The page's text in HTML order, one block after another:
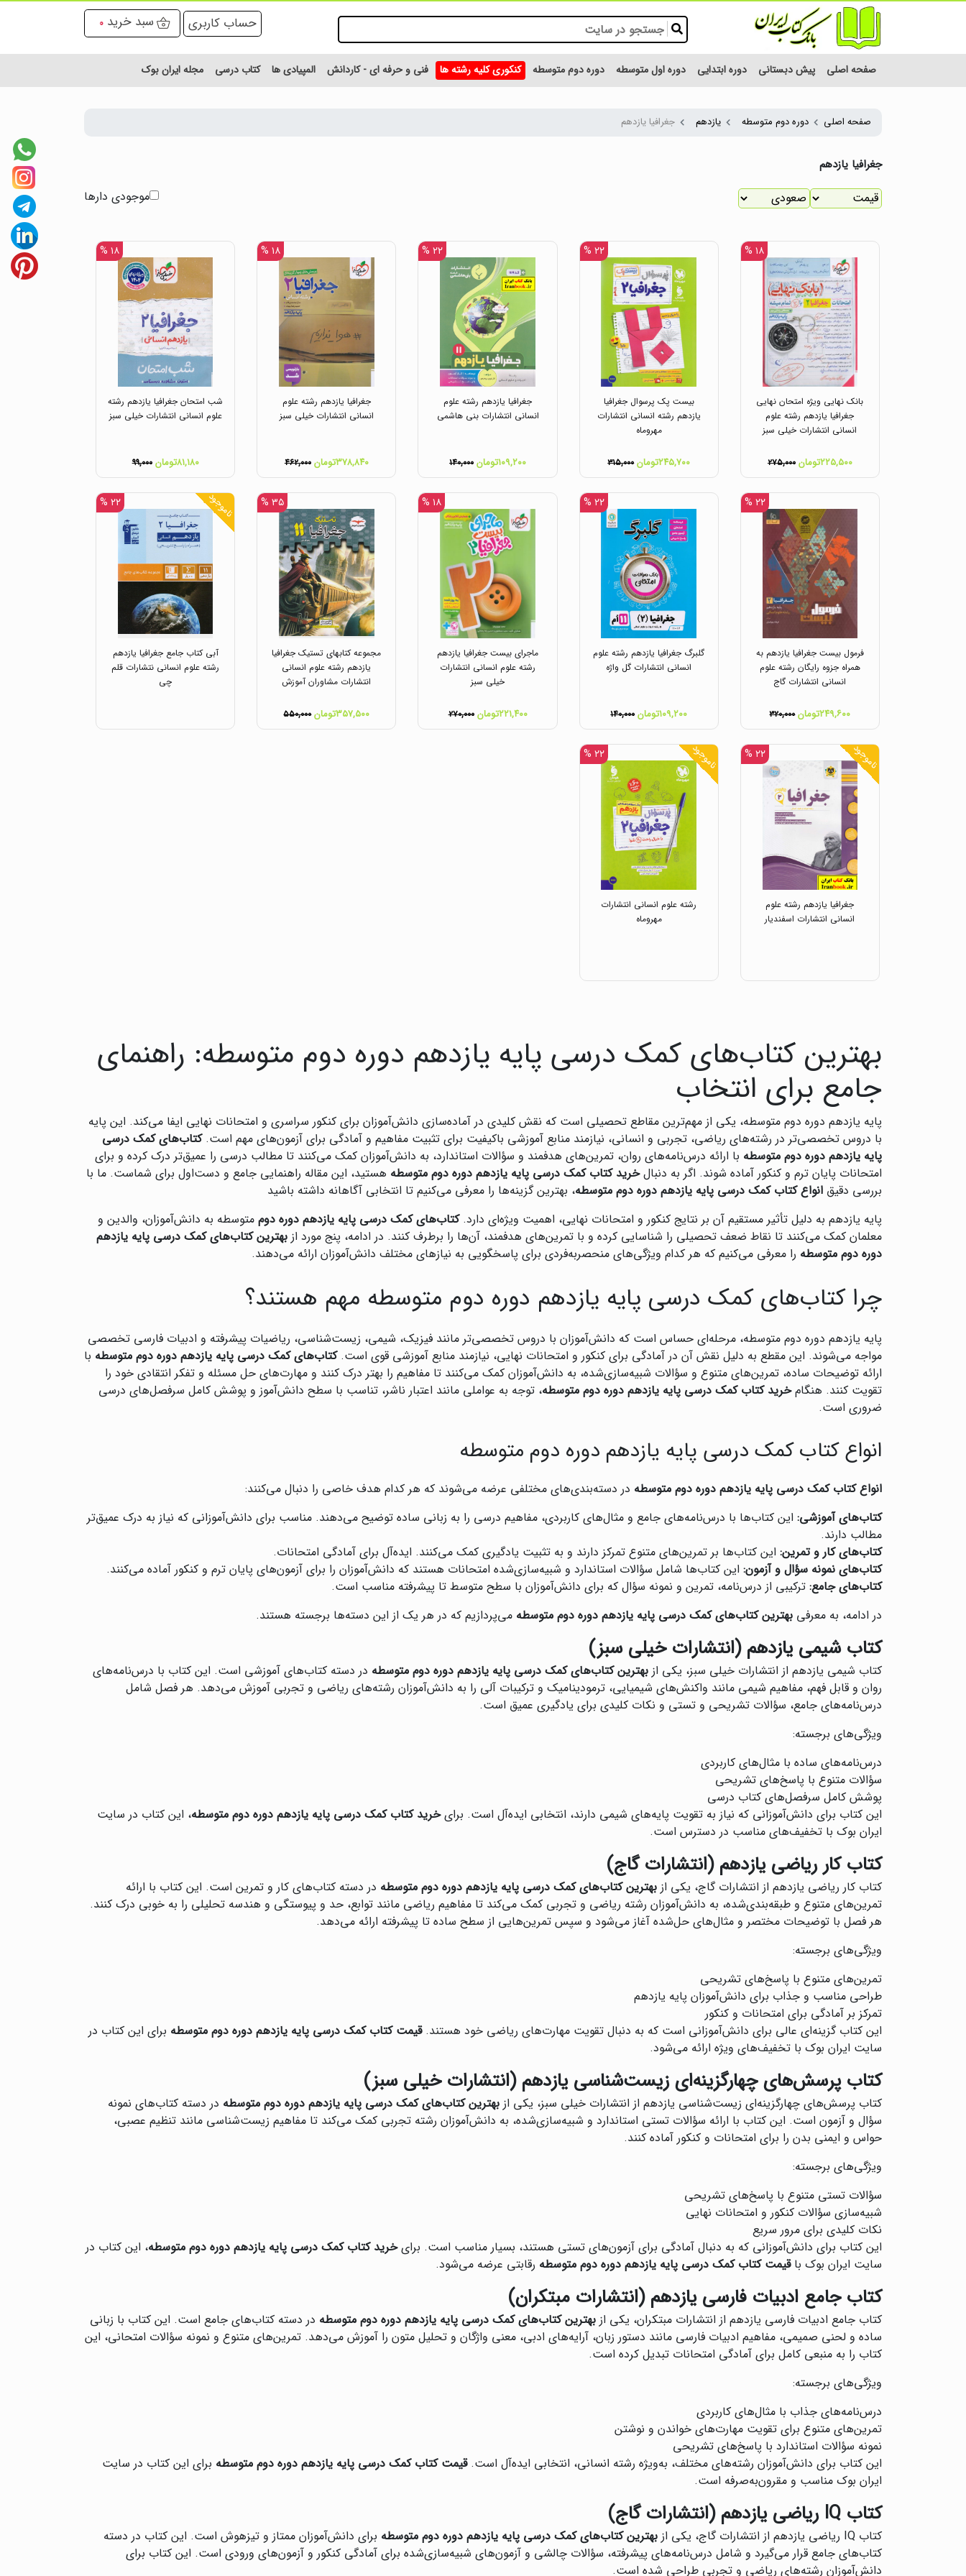
حساب کاربری سبد خرید 0
صفحه اصلی پیش دبستانی دوره ابتدایی دوره اول متوسطه دوره دوم متوسطه کنکوری کلیه رشته ها فنی و حرفه ای - کاردانش المپیادی ها کتاب درسی مجله ایران بوک
صفحه اصلی دوره دوم متوسطه یازدهم جغرافیا یازدهم
جغرافیا یازدهم
موجودی دارها
۱۸ %
بانک نهایی ویژه امتحان نهایی
جغرافیا یازدهم رشته علوم
انسانی انتشارات خیلی سبز
۲۲۵,۵۰۰تومان ۲۷۵,۰۰۰
۲۲ %
بیست پک پرسوال جغرافیا
یازدهم رشته انسانی انتشارات
مهروماه
۲۴۵,۷۰۰تومان ۳۱۵,۰۰۰
۲۲ %
جغرافیا یازدهم رشته علوم
انسانی انتشارات بنی هاشمی
۱۰۹,۲۰۰تومان ۱۴۰,۰۰۰
۱۸ %
جغرافیا یازدهم رشته علوم
انسانی انتشارات خیلی سبز
۳۷۸,۸۴۰تومان ۴۶۲,۰۰۰
۱۸ %
شب امتحان جغرافیا یازدهم رشته
علوم انسانی انتشارات خیلی سبز
۸۱,۱۸۰تومان ۹۹,۰۰۰
۲۲ %
فرمول بیست جغرافیا یازدهم به
همراه جزوه رایگان رشته علوم
انسانی انتشارات گاج
۲۴۹,۶۰۰تومان ۳۲۰,۰۰۰
۲۲ %
گلبرگ جغرافیا یازدهم رشته علوم
انسانی انتشارات گل واژه
۱۰۹,۲۰۰تومان ۱۴۰,۰۰۰
۱۸ %
ماجرای بیست جغرافیا یازدهم
رشته علوم انسانی انتشارات
خیلی سبز
۲۲۱,۴۰۰تومان ۲۷۰,۰۰۰
۳۵ %
مجموعه کتابهای تستیک جغرافیا
یازدهم رشته علوم انسانی
انتشارات مشاوران آموزش
۳۵۷,۵۰۰تومان ۵۵۰,۰۰۰
ناموجود ۲۲ %
آبی کتاب جامع جغرافیا یازدهم
رشته علوم انسانی نتشارات قلم
چی
ناموجود ۲۲ %
جغرافیا یازدهم رشته علوم
انسانی انتشارات اسفندیار
ناموجود ۲۲ %
رشته علوم انسانی انتشارات
مهروماه
بهترین کتاب‌های کمک درسی پایه یازدهم دوره دوم متوسطه: راهنمای
جامع برای انتخاب
پایه یازدهم دوره دوم متوسطه، یکی از مهم‌ترین مقاطع تحصیلی است که نقش کلیدی در آماده‌سازی دانش‌آموزان برای کنکور سراسری و امتحانات نهایی ایفا می‌کند. این پایه
با دروس تخصصی‌تر در رشته‌های ریاضی، تجربی و انسانی، نیازمند منابع آموزشی باکیفیت برای تثبیت مفاهیم و آمادگی برای آزمون‌های مهم است.کتاب‌های کمک درسی
پایه یازدهم دوره دوم متوسطه با ارائه درس‌نامه‌های روان، تمرین‌های هدفمند و سؤالات استاندارد، به دانش‌آموزان کمک می‌کنند تا مطالب درسی را عمیق‌تر درک کرده و برای
امتحانات پایان ترم و کنکور آماده شوند. اگر به دنبالخرید کتاب کمک درسی پایه یازدهم دوره دوم متوسطه هستید، این مقاله راهنمایی جامع و دست‌اول برای شماست. ما با
بررسی دقیق انواع کتاب کمک درسی پایه یازدهم دوره دوم متوسطه، بهترین گزینه‌ها را معرفی می‌کنیم تا انتخابی آگاهانه داشته باشید
پایه یازدهم به دلیل تأثیر مستقیم آن بر نتایج کنکور و امتحانات نهایی، اهمیت ویژه‌ای دارد.کتاب‌های کمک درسی پایه یازدهم دوره دوم متوسطه به دانش‌آموزان، والدین و
معلمان کمک می‌کنند تا نقاط ضعف تحصیلی را شناسایی کرده و با تمرین‌های هدفمند، آن‌ها را برطرف کنند. در ادامه، پنج مورد از بهترین کتاب‌های کمک درسی پایه یازدهم
دوره دوم متوسطه را معرفی می‌کنیم که هر کدام ویژگی‌های منحصربه‌فردی برای پاسخگویی به نیازهای مختلف دانش‌آموزان ارائه می‌دهند.
چرا کتاب‌های کمک درسی پایه یازدهم دوره دوم متوسطه مهم هستند؟
پایه یازدهم دوره دوم متوسطه، مرحله‌ای حساس است که دانش‌آموزان با دروس تخصصی‌تر مانند فیزیک، شیمی، زیست‌شناسی، ریاضیات پیشرفته و ادبیات فارسی تخصصی
مواجه می‌شوند. این مقطع به دلیل نقش آن در آمادگی برای کنکور و امتحانات نهایی، نیازمند منابع آموزشی قوی است.کتاب‌های کمک درسی پایه یازدهم دوره دوم متوسطه با
ارائه توضیحات ساده، تمرین‌های متنوع و سؤالات شبیه‌سازی‌شده، به دانش‌آموزان کمک می‌کنند تا مفاهیم را بهتر درک کنند و مهارت‌های حل مسئله و تفکر انتقادی خود را
تقویت کنند. هنگامخرید کتاب کمک درسی پایه یازدهم دوره دوم متوسطه، توجه به عواملی مانند اعتبار ناشر، تناسب با سطح دانش‌آموز و پوشش کامل سرفصل‌های درسی
ضروری است.
انواع کتاب کمک درسی پایه یازدهم دوره دوم متوسطه
انواع کتاب کمک درسی پایه یازدهم دوره دوم متوسطه در دسته‌بندی‌های مختلفی عرضه می‌شوند که هر کدام هدف خاصی را دنبال می‌کنند:
کتاب‌های آموزشی: این کتاب‌ها با درس‌نامه‌های جامع و مثال‌های کاربردی، مفاهیم درسی را به زبانی ساده توضیح می‌دهند. مناسب برای دانش‌آموزانی که نیاز به درک عمیق‌تر
مطالب دارند.
کتاب‌های کار و تمرین: این کتاب‌ها بر تمرین‌های متنوع تمرکز دارند و به تثبیت یادگیری کمک می‌کنند. ایده‌آل برای آمادگی امتحانات.
کتاب‌های نمونه سؤال و آزمون: این کتاب‌ها شامل سؤالات استاندارد و شبیه‌سازی‌شده امتحانات هستند که دانش‌آموزان را برای آزمون‌های پایان ترم و کنکور آماده می‌کنند.
کتاب‌های جامع: ترکیبی از درس‌نامه، تمرین و نمونه سؤال که برای دانش‌آموزان با سطح متوسط تا پیشرفته مناسب است.
در ادامه، به معرفی بهترین کتاب‌های کمک درسی پایه یازدهم دوره دوم متوسطه می‌پردازیم که در هر یک از این دسته‌ها برجسته هستند.
کتاب شیمی یازدهم (انتشارات خیلی سبز)
کتاب شیمی یازدهم از انتشارات خیلی سبز، یکی از بهترین کتاب‌های کمک درسی پایه یازدهم دوره دوم متوسطه در دسته کتاب‌های آموزشی است. این کتاب با درس‌نامه‌های
روان و قابل فهم، مفاهیم شیمی مانند واکنش‌های شیمیایی، ترمودینامیک و ترکیبات آلی را به دانش‌آموزان رشته‌های ریاضی و تجربی آموزش می‌دهد. هر فصل شامل
درس‌نامه‌های جامع، سؤالات تشریحی و تستی و نکات کلیدی برای یادگیری عمیق است.
ویژگی‌های برجسته:
درس‌نامه‌های ساده با مثال‌های کاربردی
سؤالات متنوع با پاسخ‌های تشریحی
پوشش کامل سرفصل‌های کتاب درسی
این کتاب برای دانش‌آموزانی که نیاز به تقویت پایه‌های شیمی دارند، انتخابی ایده‌آل است. برایخرید کتاب کمک درسی پایه یازدهم دوره دوم متوسطه، این کتاب در سایت
ایران بوک با تخفیف‌های مناسب در دسترس است.
کتاب کار ریاضی یازدهم (انتشارات گاج)
کتاب کار ریاضی یازدهم از انتشارات گاج، یکی از بهترین کتاب‌های کمک درسی پایه یازدهم دوره دوم متوسطه در دسته کتاب‌های کار و تمرین است. این کتاب با ارائه
تمرین‌های متنوع و طبقه‌بندی‌شده، به دانش‌آموزان رشته ریاضی و تجربی کمک می‌کند تا مفاهیم ریاضی مانند توابع، حد و پیوستگی و هندسه تحلیلی را به خوبی درک کنند.
هر فصل با توضیحات مختصر و مثال‌های حل‌شده آغاز می‌شود و سپس تمرین‌هایی از سطح ساده تا پیشرفته ارائه می‌دهد.
ویژگی‌های برجسته:
تمرین‌های متنوع با پاسخ‌های تشریحی
طراحی مناسب و جذاب برای دانش‌آموزان پایه یازدهم
تمرکز بر آمادگی برای امتحانات و کنکور
این کتاب گزینه‌ای عالی برای دانش‌آموزانی است که به دنبال تقویت مهارت‌های ریاضی خود هستند.قیمت کتاب کمک درسی پایه یازدهم دوره دوم متوسطه برای این کتاب در
سایت ایران بوک با تخفیف‌های ویژه ارائه می‌شود.
کتاب پرسش‌های چهارگزینه‌ای زیست‌شناسی یازدهم (انتشارات خیلی سبز)
کتاب پرسش‌های چهارگزینه‌ای زیست‌شناسی یازدهم از انتشارات خیلی سبز، یکی از بهترین کتاب‌های کمک درسی پایه یازدهم دوره دوم متوسطه در دسته کتاب‌های نمونه
سؤال و آزمون است. این کتاب با ارائه سؤالات تستی استاندارد و شبیه‌سازی‌شده، به دانش‌آموزان رشته تجربی کمک می‌کند تا مفاهیم زیست‌شناسی مانند تنظیم عصبی،
حواس و ایمنی بدن را برای امتحانات و کنکور آماده کنند.
ویژگی‌های برجسته:
سؤالات تستی متنوع با پاسخ‌های تشریحی
شبیه‌سازی سؤالات کنکور و امتحانات نهایی
نکات کلیدی برای مرور سریع
این کتاب برای دانش‌آموزانی که به دنبال آمادگی برای آزمون‌های تستی هستند، بسیار مناسب است. برایخرید کتاب کمک درسی پایه یازدهم دوره دوم متوسطه، این کتاب در
سایت ایران بوک باقیمت کتاب کمک درسی پایه یازدهم دوره دوم متوسطه رقابتی عرضه می‌شود.
کتاب جامع ادبیات فارسی یازدهم (انتشارات مبتکران)
کتاب جامع ادبیات فارسی یازدهم از انتشارات مبتکران، یکی از بهترین کتاب‌های کمک درسی پایه یازدهم دوره دوم متوسطه در دسته کتاب‌های جامع است. این کتاب با زبانی
ساده و لحنی صمیمی، مفاهیم ادبیات فارسی مانند دستور زبان، آرایه‌های ادبی، معنی واژگان و تحلیل متون را آموزش می‌دهد. تمرین‌های متنوع و نمونه سؤالات امتحانی، این
کتاب را به منبعی کامل برای آمادگی امتحانات تبدیل کرده است.
ویژگی‌های برجسته:
درس‌نامه‌های جذاب با مثال‌های کاربردی
تمرین‌های متنوع برای تقویت مهارت‌های خواندن و نوشتن
نمونه سؤالات استاندارد با پاسخ‌های تشریحی
این کتاب برای دانش‌آموزان رشته‌های مختلف، به‌ویژه رشته انسانی، انتخابی ایده‌آل است.قیمت کتاب کمک درسی پایه یازدهم دوره دوم متوسطه برای این کتاب در سایت
ایران بوک مناسب و مقرون‌به‌صرفه است.
کتاب IQ ریاضی یازدهم (انتشارات گاج)
کتاب IQ ریاضی یازدهم از انتشارات گاج، یکی از بهترین کتاب‌های کمک درسی پایه یازدهم دوره دوم متوسطه برای دانش‌آموزان ممتاز و تیزهوش است. این کتاب در دسته
کتاب‌های جامع قرار می‌گیرد و شامل درس‌نامه‌های پیشرفته، سؤالات چالشی و آزمون‌های شبیه‌سازی‌شده برای آمادگی کنکور و آزمون‌های ورودی است. این کتاب برای
دانش‌آموزان رشته‌های ریاضی و تجربی طراحی شده است.